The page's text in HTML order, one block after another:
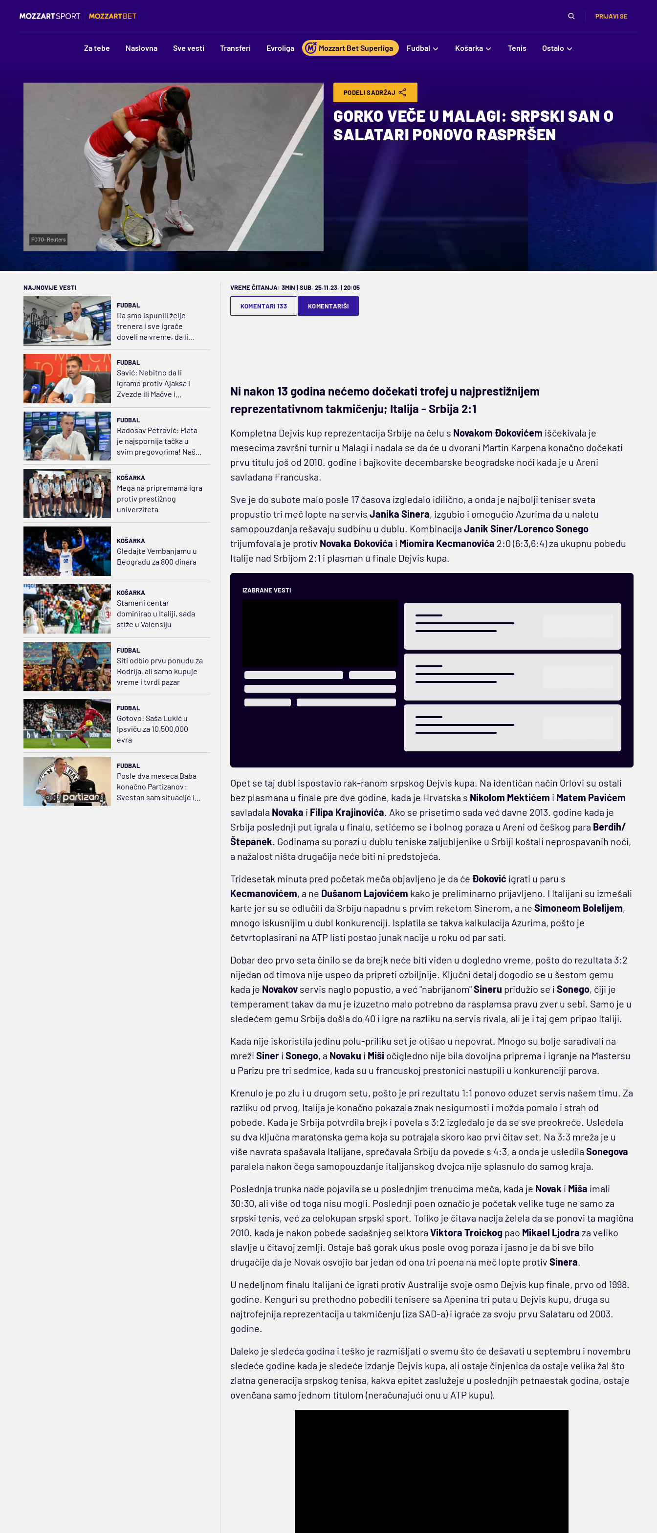
PRIJAVI SE
Za tebe Naslovna Sve vesti Transferi Evroliga Mozzart Bet Superliga Fudbal Košarka Tenis Ostalo
FOTO: Reuters
PODELI SADRŽAJ
GORKO VEČE U MALAGI: SRPSKI SAN O
SALATARI PONOVO RASPRŠEN
NAJNOVIJE VESTI
FUDBAL
Da smo ispunili želje
trenera i sve igrače
doveli na vreme, da li
FUDBAL
Savić: Nebitno da li
igramo protiv Ajaksa i
Zvezde ili Mačve i
FUDBAL
Radosav Petrović: Plata
je najspornija tačka u
svim pregovorima! Naš
maksimum je 20.000 evra
KOŠARKA
Mega na pripremama igra
protiv prestižnog
univerziteta
KOŠARKA
Gledajte Vembanjamu u
Beogradu za 800 dinara
KOŠARKA
Stameni centar
dominirao u Italiji, sada
stiže u Valensiju
FUDBAL
Siti odbio prvu ponudu za
Rodrija, ali samo kupuje
vreme i tvrdi pazar
FUDBAL
Gotovo: Saša Lukić u
Ipsviču za 10.500.000
evra
FUDBAL
Posle dva meseca Baba
konačno Partizanov:
Svestan sam situacije i
VREME ČITANJA: 3MIN | SUB. 25.11.23. | 20:05
KOMENTARI 133 KOMENTARIŠI
Ni nakon 13 godina nećemo dočekati trofej u najprestižnijem
reprezentativnom takmičenju; Italija - Srbija 2:1
Kompletna Dejvis kup reprezentacija Srbije na čelu s Novakom Đokovićem iščekivala je
mesecima završni turnir u Malagi i nadala se da će u dvorani Martin Karpena konačno dočekati
prvu titulu još od 2010. godine i bajkovite decembarske beogradske noći kada je u Areni
savladana Francuska.
Sve je do subote malo posle 17 časova izgledalo idilično, a onda je najbolji teniser sveta
propustio tri meč lopte na servis Janika Sinera, izgubio i omogućio Azurima da u naletu
samopouzdanja rešavaju sudbinu u dublu. Kombinacija Janik Siner/Lorenco Sonego
trijumfovala je protiv Novaka Đokovića i Miomira Kecmanovića 2:0 (6:3,6:4) za ukupnu pobedu
Italije nad Srbijom 2:1 i plasman u finale Dejvis kupa.
IZABRANE VESTI
Opet se taj dubl ispostavio rak-ranom srpskog Dejvis kupa. Na identičan način Orlovi su ostali
bez plasmana u finale pre dve godine, kada je Hrvatska s Nikolom Mektićem i Matem Pavićem
savladala Novaka i Filipa Krajinovića. Ako se prisetimo sada već davne 2013. godine kada je
Srbija poslednji put igrala u finalu, setićemo se i bolnog poraza u Areni od češkog para Berdih/
Štepanek. Godinama su porazi u dublu teniske zaljubljenike u Srbiji koštali neprospavanih noći,
a nažalost ništa drugačija neće biti ni predstojeća.
Tridesetak minuta pred početak meča objavljeno je da će Đoković igrati u paru s
Kecmanovićem, a ne Dušanom Lajovićem kako je preliminarno prijavljeno. I Italijani su izmešali
karte jer su se odlučili da Srbiju napadnu s prvim reketom Sinerom, a ne Simoneom Bolelijem,
mnogo iskusnijim u dubl konkurenciji. Isplatila se takva kalkulacija Azurima, pošto je
četvrtoplasirani na ATP listi postao junak nacije u roku od par sati.
Dobar deo prvo seta činilo se da brejk neće biti viđen u dogledno vreme, pošto do rezultata 3:2
nijedan od timova nije uspeo da pripreti ozbiljnije. Ključni detalj dogodio se u šestom gemu
kada je Novakov servis naglo popustio, a već "nabrijanom"Sineru pridužio se i Sonego, čiji je
temperament takav da mu je izuzetno malo potrebno da rasplamsa pravu zver u sebi. Samo je u
sledećem gemu Srbija došla do 40 i igre na razliku na servis rivala, ali je i taj gem pripao Italiji.
Kada nije iskoristila jedinu polu-priliku set je otišao u nepovrat. Mnogo su bolje sarađivali na
mreži Siner i Sonego, a Novaku i Miši očigledno nije bila dovoljna priprema i igranje na Mastersu
u Parizu pre tri sedmice, kada su u francuskoj prestonici nastupili u konkurenciji parova.
Krenulo je po zlu i u drugom setu, pošto je pri rezultatu 1:1 ponovo oduzet servis našem timu. Za
razliku od prvog, Italija je konačno pokazala znak nesigurnosti i možda pomalo i strah od
pobede. Kada je Srbija potvrdila brejk i povela s 3:2 izgledalo je da se sve preokreće. Usledela
su dva ključna maratonska gema koja su potrajala skoro kao prvi čitav set. Na 3:3 mreža je u
više navrata spašavala Italijane, sprečavala Srbiju da povede s 4:3, a onda je usledila Sonegova
paralela nakon čega samopouzdanje italijanskog dvojca nije splasnulo do samog kraja.
Poslednja trunka nade pojavila se u poslednjim trenucima meča, kada je Novak i Miša imali
30:30, ali više od toga nisu mogli. Poslednji poen označio je početak velike tuge ne samo za
srpski tenis, već za celokupan srpski sport. Toliko je čitava nacija želela da se ponovi ta magična
2010. kada je nakon pobede sadašnjeg selktora Viktora Troickogpao Mikael Ljodra za veliko
slavlje u čitavoj zemlji. Ostaje baš gorak ukus posle ovog poraza i jasno je da bi sve bilo
drugačije da je Novak osvojio bar jedan od ona tri poena na meč lopte protiv Sinera.
U nedeljnom finalu Italijani će igrati protiv Australije svoje osmo Dejvis kup finale, prvo od 1998.
godine. Kenguri su prethodno pobedili tenisere sa Apenina tri puta u Dejvis kupu, druga su
najtrofejnija reprezentacija u takmičenju (iza SAD-a) i igraće za svoju prvu Salataru od 2003.
godine.
Daleko je sledeća godina i teško je razmišljati o svemu što će dešavati u septembru i novembru
sledeće godine kada je sledeće izdanje Dejvis kupa, ali ostaje činjenica da ostaje velika žal što
zlatna generacija srpskog tenisa, kakva epitet zaslužeje u poslednjih petnaestak godina, ostaje
ovenčana samo jednom titulom (neračunajući onu u ATP kupu).